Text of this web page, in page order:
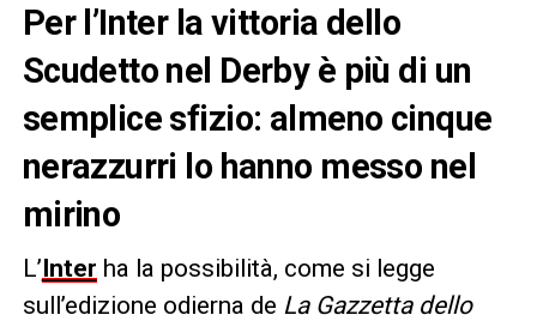
Per l’Inter la vittoria dello
Scudetto nel Derby è più di un
semplice sfizio: almeno cinque
nerazzurri lo hanno messo nel
mirino
L’Inter ha la possibilità, come si legge
sull’edizione odierna de La Gazzetta dello